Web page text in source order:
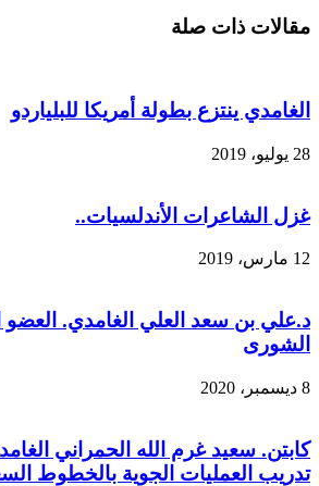
مقالات ذات صلة
الغامدي ينتزع بطولة أمريكا للبلياردو
28 يوليو، 2019
غزل الشاعرات الأندلسيات..
12 مارس، 2019
د.علي بن سعد العلي الغامدي.
الشورى
8 ديسمبر، 2020
كابتن. سعيد غرم الله الحمراني
تدريب العمليات الجوية بالخطوط